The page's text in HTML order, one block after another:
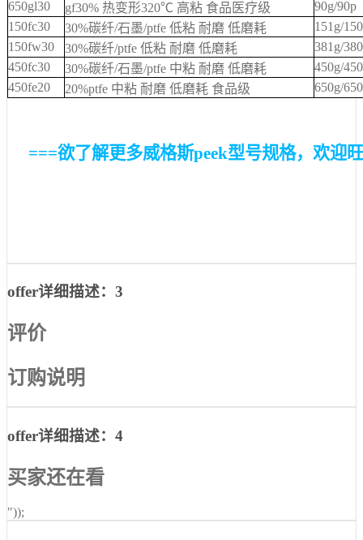
650gl30 gf30% 热变形320℃ 高粘 食品医疗级
90g/90p
150fc30
30%碳纤/石墨/ptfe 低粘 耐磨 低磨耗
151g/
150fw30
30%碳纤/ptfe 低粘 耐磨 低磨耗
381g/
450fc30
30%碳纤/石墨/ptfe 中粘 耐磨 低磨耗
450g/
450fe20
20%ptfe 中粘 耐磨 低磨耗 食品级 650g/
===欲了解更多威格斯peek型号规格，欢迎
offer详细描述：3
评价
订购说明
offer详细描述：4
买家还在看
"));